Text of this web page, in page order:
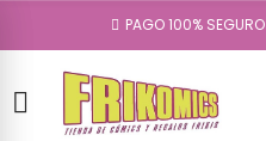
PAGO 100% SEGURO